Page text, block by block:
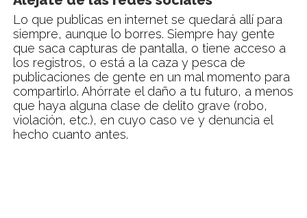
Lo que publicas en internet se quedará allí para
siempre, aunque lo borres. Siempre hay gente
que saca capturas de pantalla, o tiene acceso a
los registros, o está a la caza y pesca de
publicaciones de gente en un mal momento para
compartirlo. Ahórrate el daño a tu futuro, a menos
que haya alguna clase de delito grave (robo,
violación, etc.), en cuyo caso ve y denuncia el
hecho cuanto antes.